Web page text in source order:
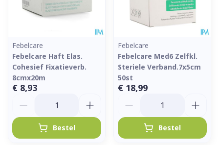
Febelcare
Febelcare Haft Elas.
Cohesief Fixatieverb.
8cmx20m
€ 8,93
Bestel
Febelcare
Febelcare Med6 Zelfkl.
Steriele Verband.7x5cm
50st
€ 18,99
Bestel